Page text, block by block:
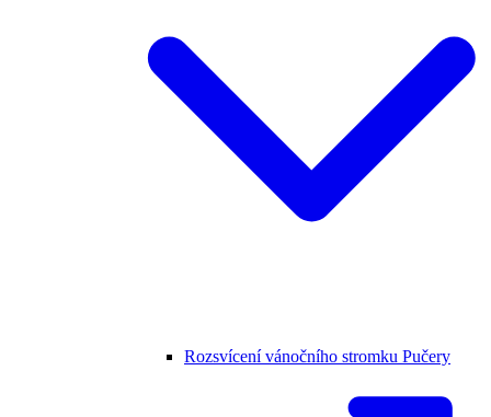
Rozsvícení vánočního stromku Pučery